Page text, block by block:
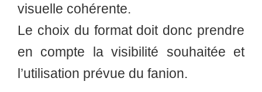
visuelle cohérente.
Le choix du format doit donc prendre
en compte la visibilité souhaitée et
l’utilisation prévue du fanion.